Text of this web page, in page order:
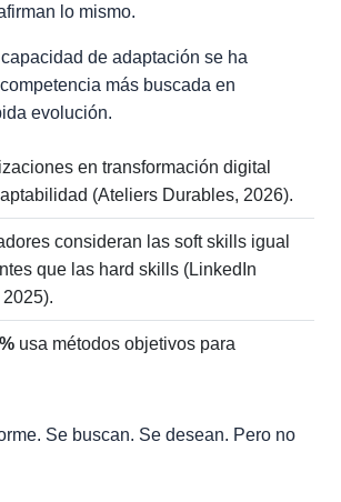
lo mismo.
de adaptación se ha
más buscada en
evolución.
en transformación digital
(Ateliers Durables, 2026).
consideran las soft skills igual
que las hard skills (LinkedIn
usa métodos objetivos para
Se buscan. Se desean. Pero no